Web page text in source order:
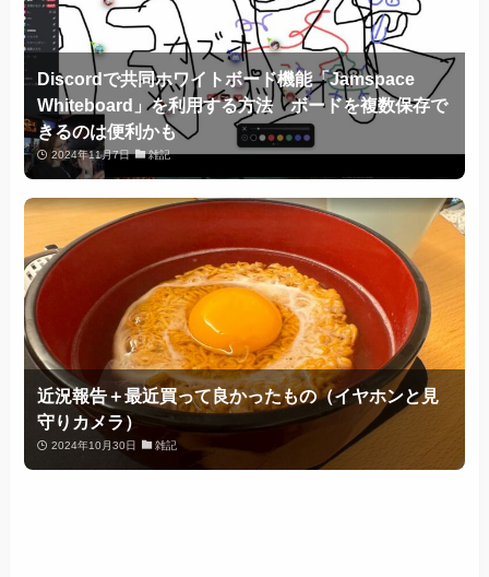
Discordで共同ホワイトボード機能「Jamspace
Whiteboard」を利用する方法 ボードを複数保存で
きるのは便利かも
2024年11月7日 雑記
近況報告＋最近買って良かったもの（イヤホンと見
守りカメラ）
2024年10月30日 雑記